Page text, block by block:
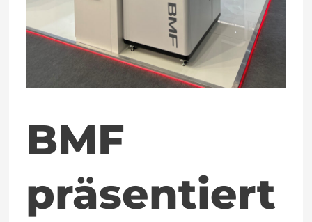
BMF
präsentiert